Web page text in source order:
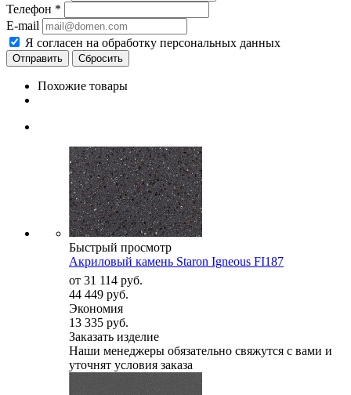
Телефон *
E-mail
Я согласен на обработку персональных данных
Сбросить
Похожие товары
Быстрый просмотр
Акриловый камень Staron Igneous FI187
от 31 114 руб.
44 449 руб.
Экономия
13 335 руб.
Заказать изделие
Наши менеджеры обязательно свяжутся с вами и
уточнят условия заказа